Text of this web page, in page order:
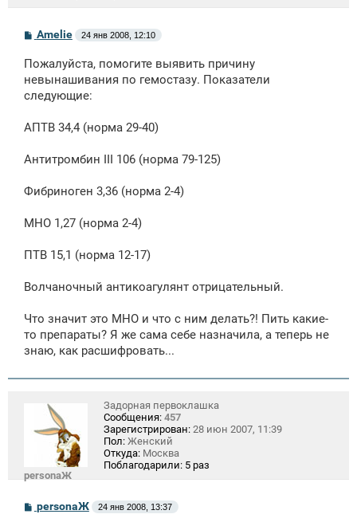
С
о
б
щ
н
е
Amelie 24 янв 2008, 12:10
Пожалуйста, помогите выявить причину
невынашивания по гемостазу. Показатели
следующие:
АПТВ 34,4 (норма 29-40)
Антитромбин III 106 (норма 79-125)
Фибриноген 3,36 (норма 2-4)
МНО 1,27 (норма 2-4)
ПТВ 15,1 (норма 12-17)
Волчаночный антикоагулянт отрицательный.
Что значит это МНО и что с ним делать?! Пить какие-
то препараты? Я же сама себе назначила, а теперь не
знаю, как расшифровать...
personaЖ
Задорная первоклашка
Сообщения: 457
Зарегистрирован: 28 июн 2007, 11:39
Пол: Женский
Откуда: Москва
Поблагодарили: 5 раз
С
о
personaЖ 24 янв 2008, 13:37